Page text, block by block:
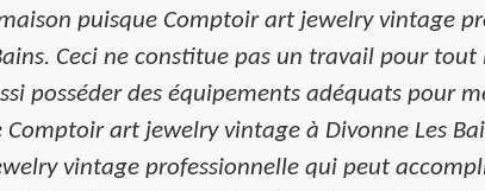
puisque Comptoir art jewelry vintage
Ceci ne constitue pas un travail pour
posséder des équipements adéquats pour
art jewelry vintage à Divonne Les
vintage professionnelle qui peut